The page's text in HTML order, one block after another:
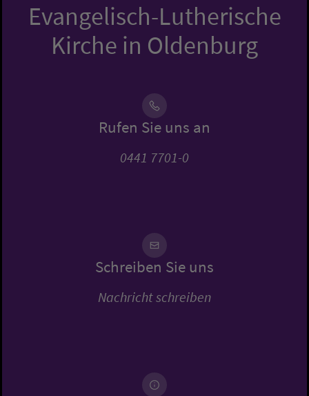
Evangelisch-Lutherische
Kirche in Oldenburg
Rufen Sie uns an
0441 7701-0
Schreiben Sie uns
Nachricht schreiben